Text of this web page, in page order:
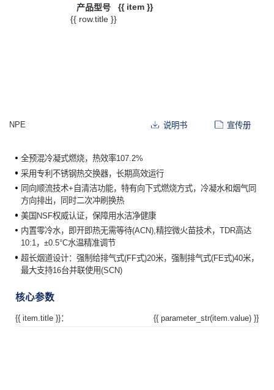
产品型号
{{ item }}
{{ row.title }}
NPE 说明书 宣传册
全预混冷凝式燃烧，热效率107.2%
采用专利不锈钢热交换器，长期高效运行
同向顺流技术+自清洁功能，特有向下式燃烧方式，冷凝水和烟气同
方向排出，同时二次冲刷换热
美国NSF权威认证，保障用水洁净健康
内置零冷水，即开即热无需等待(ACN),精控微火苗技术，TDR高达
10:1，±0.5°C水温精准调节
超长烟道设计：强制给排气式(FF式)20米，强制排气式(FE式)40米，
最大支持16台并联使用(SCN)
核心参数
{{ item.title }}： {{ parameter_str(item.value) }}